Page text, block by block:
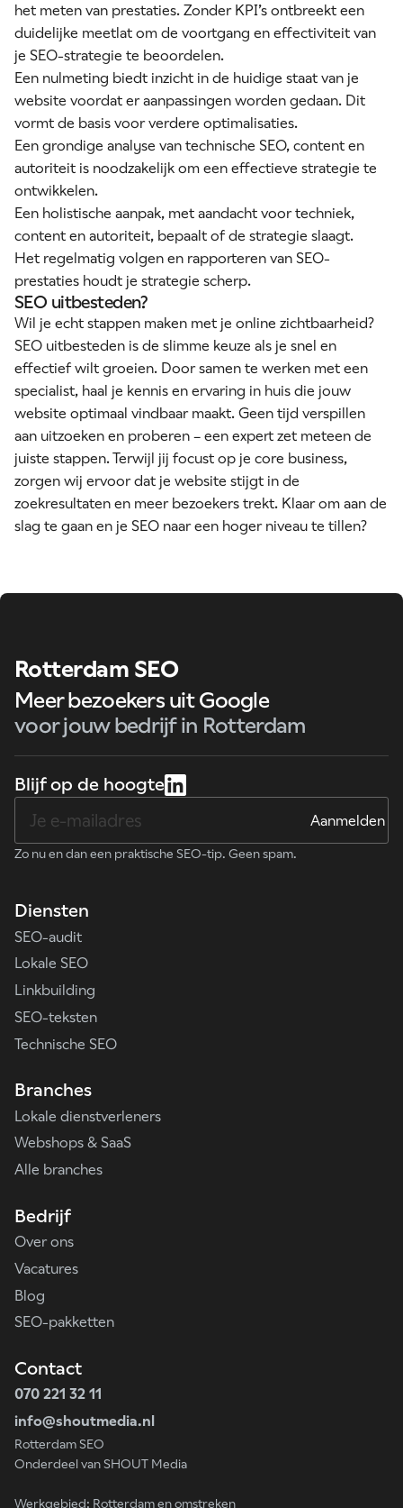
het meten van prestaties. Zonder KPI’s ontbreekt een
duidelijke meetlat om de voortgang en effectiviteit van
je SEO-strategie te beoordelen.
Een nulmeting biedt inzicht in de huidige staat van je
website voordat er aanpassingen worden gedaan. Dit
vormt de basis voor verdere optimalisaties.
Een grondige analyse van technische SEO, content en
autoriteit is noodzakelijk om een effectieve strategie te
ontwikkelen.
Een holistische aanpak, met aandacht voor techniek,
content en autoriteit, bepaalt of de strategie slaagt.
Het regelmatig volgen en rapporteren van SEO-
prestaties houdt je strategie scherp.
SEO uitbesteden?
Wil je echt stappen maken met je online zichtbaarheid?
SEO uitbesteden is de slimme keuze als je snel en
effectief wilt groeien. Door samen te werken met een
specialist, haal je kennis en ervaring in huis die jouw
website optimaal vindbaar maakt. Geen tijd verspillen
aan uitzoeken en proberen – een expert zet meteen de
juiste stappen. Terwijl jij focust op je core business,
zorgen wij ervoor dat je website stijgt in de
zoekresultaten en meer bezoekers trekt. Klaar om aan de
slag te gaan en je SEO naar een hoger niveau te tillen?
Rotterdam SEO
Meer bezoekers uit Google
voor jouw bedrijf in Rotterdam
Blijf op de hoogte
Zo nu en dan een praktische SEO-tip. Geen spam.
Diensten
SEO-audit
Lokale SEO
Linkbuilding
SEO-teksten
Technische SEO
Branches
Lokale dienstverleners
Webshops & SaaS
Alle branches
Bedrijf
Over ons
Vacatures
Blog
SEO-pakketten
Contact
070 221 32 11
info@shoutmedia.nl
Rotterdam SEO
Onderdeel van SHOUT Media
Werkgebied: Rotterdam en omstreken